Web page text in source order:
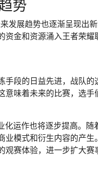
势
发展趋势也逐渐呈现出
资金和资源涌入王者荣
手段的日益先进，战队
意味着未来的比赛，选
化运作也将逐步提高。
业模式和衍生内容的产
赛体验，进一步扩大赛